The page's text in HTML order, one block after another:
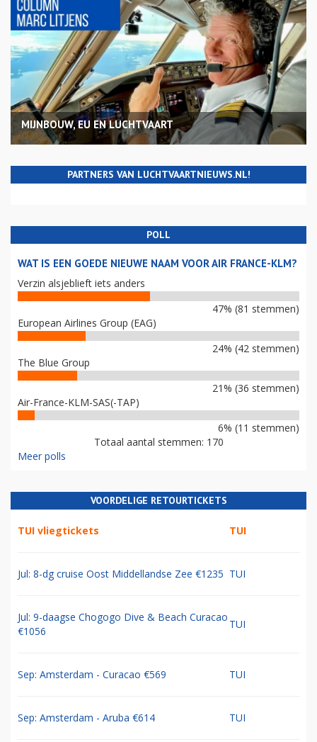
MIJNBOUW, EU EN LUCHTVAART
PARTNERS VAN LUCHTVAARTNIEUWS.NL!
POLL
WAT IS EEN GOEDE NIEUWE NAAM VOOR AIR FRANCE-KLM?
Verzin alsjeblieft iets anders
47% (81 stemmen)
European Airlines Group (EAG)
24% (42 stemmen)
The Blue Group
21% (36 stemmen)
Air-France-KLM-SAS(-TAP)
6% (11 stemmen)
Totaal aantal stemmen: 170
Meer polls
VOORDELIGE RETOURTICKETS
TUI vliegtickets TUI
Jul: 8-dg cruise Oost Middellandse Zee €1235 TUI
Jul: 9-daagse Chogogo Dive & Beach Curacao
€1056
TUI
Sep: Amsterdam - Curacao €569 TUI
Sep: Amsterdam - Aruba €614 TUI